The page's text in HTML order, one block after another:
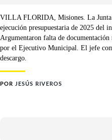
VILLA FLORIDA, Misiones. La
ejecución presupuestaria de 2025 del
Argumentaron falta de documentación
por el Ejecutivo Municipal. El jefe
descargo.
POR JESÚS RIVEROS